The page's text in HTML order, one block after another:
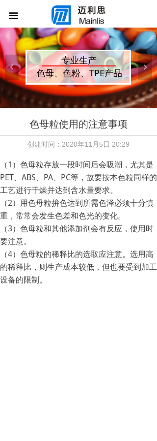
끀
首页
公司介绍
产品展示
新闻中心
联系我们
专业生产
色母、色粉、TPE产品
넳 넲
色母粒使用的注意事项
（1）色母粒存放一段时间后会吸潮，尤其是
PET、ABS、PA、PC等，故要按本色粒同样的
工艺进行干燥并达到含水量要求。
（2）用色母粒拚色达到所需色泽必须十分慎
重，常常会发生色差和色光的变化。
（3）色母粒和其他添加剂会有反应，使用时
要注意。
（4）色母粒的稀释比的选取应注意。选用高
的稀释比，则生产成本较低，但也要受到加工
设备的限制。
创建时间： 2020年11月5日 20:29